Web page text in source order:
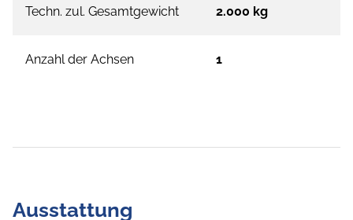
Techn. zul. Gesamtgewicht 2.000 kg
Anzahl der Achsen 1
Ausstattung